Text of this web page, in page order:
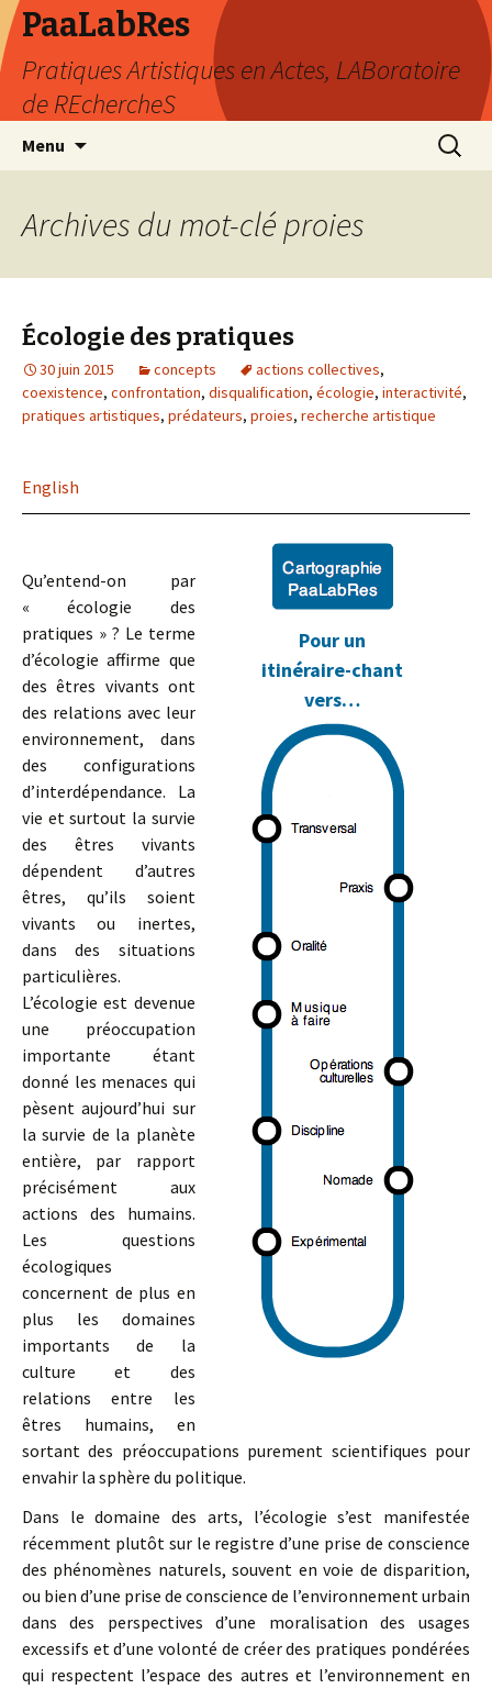
PaaLabRes
Pratiques Artistiques en Actes, LABoratoire
de REchercheS
Menu
principal
Archives du mot-clé proies
Écologie des pratiques
30 juin 2015 concepts actions collectives,
coexistence, confrontation, disqualification, écologie, interactivité,
pratiques artistiques, prédateurs, proies, recherche artistique
English
Pour un
itinéraire-chant
vers…
Qu’entend-on par
« écologie des
pratiques » ? Le terme
d’écologie affirme que
des êtres vivants ont
des relations avec leur
environnement, dans
des configurations
d’interdépendance. La
vie et surtout la survie
des êtres vivants
dépendent d’autres
êtres, qu’ils soient
vivants ou inertes,
dans des situations
particulières.
L’écologie est devenue
une préoccupation
importante étant
donné les menaces qui
pèsent aujourd’hui sur
la survie de la planète
entière, par rapport
précisément aux
actions des humains.
Les questions
écologiques
concernent de plus en
plus les domaines
importants de la
culture et des
relations entre les
êtres humains, en
sortant des préoccupations purement scientifiques pour
envahir la sphère du politique.
Dans le domaine des arts, l’écologie s’est manifestée
récemment plutôt sur le registre d’une prise de conscience
des phénomènes naturels, souvent en voie de disparition,
ou bien d’une prise de conscience de l’environnement urbain
dans des perspectives d’une moralisation des usages
excessifs et d’une volonté de créer des pratiques pondérées
qui respectent l’espace des autres et l’environnement en